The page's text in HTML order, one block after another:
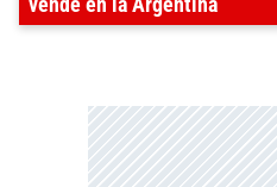
vende en la Argentina